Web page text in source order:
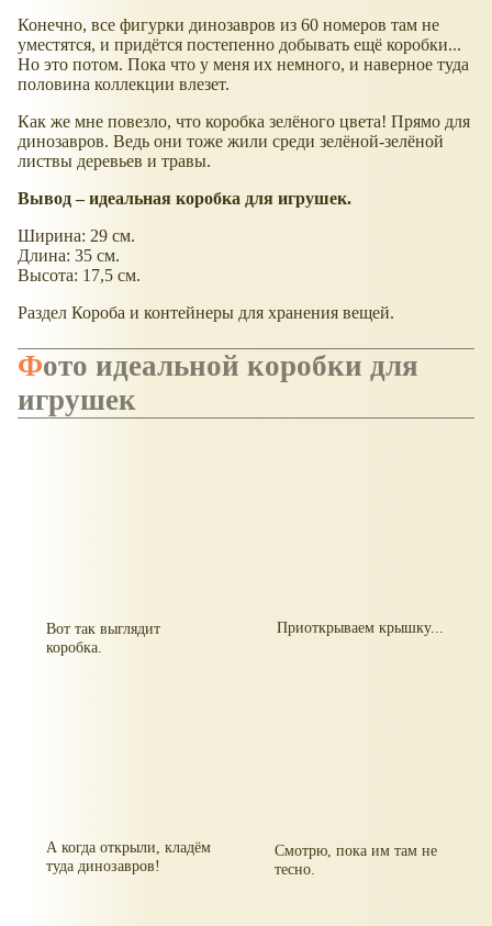
Конечно, все фигурки динозавров из 60 номеров там не
уместятся, и придётся постепенно добывать ещё коробки...
Но это потом. Пока что у меня их немного, и наверное туда
половина коллекции влезет.
Как же мне повезло, что коробка зелёного цвета! Прямо для
динозавров. Ведь они тоже жили среди зелёной-зелёной
листвы деревьев и травы.
Вывод – идеальная коробка для игрушек.
Ширина: 29 см.
Длина: 35 см.
Высота: 17,5 см.
Раздел Короба и контейнеры для хранения вещей.
Фото идеальной коробки для
игрушек
Вот так выглядит
коробка.
Приоткрываем крышку...
А когда открыли, кладём
туда динозавров!
Смотрю, пока им там не
тесно.